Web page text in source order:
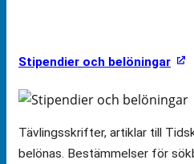
Stipendier och belöningar
Tävlingsskrifter, artiklar till
belönas. Bestämmelser för